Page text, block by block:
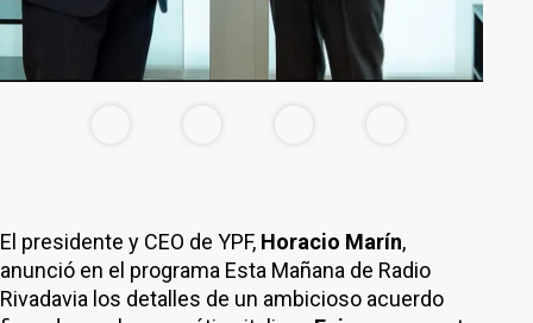
El presidente y CEO de YPF, Horacio Marín,
anunció en el programa Esta Mañana de Radio
Rivadavia los detalles de un ambicioso acuerdo